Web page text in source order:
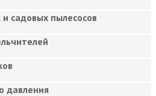
садовых пылесосов
давления